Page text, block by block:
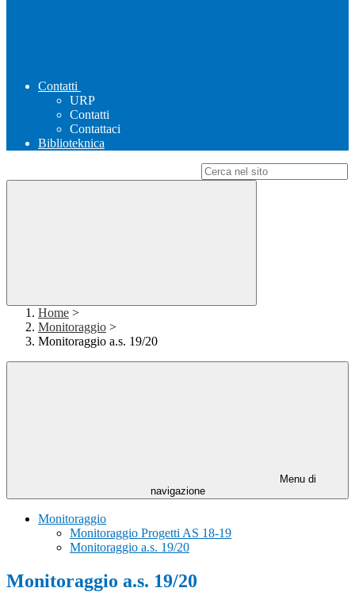
Contatti
URP
Contatti
Contattaci
Biblioteknica
Home >
Monitoraggio >
Monitoraggio a.s. 19/20
Menu di
navigazione
Monitoraggio
Monitoraggio Progetti AS 18-19
Monitoraggio a.s. 19/20
Monitoraggio a.s. 19/20